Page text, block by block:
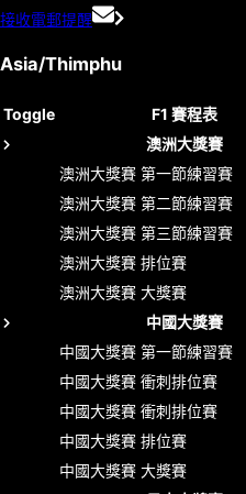
接收電郵提醒
Asia/Thimphu
Toggle F1 賽程表
澳洲大獎賽
澳洲大獎賽 第一節練習賽
澳洲大獎賽 第二節練習賽
澳洲大獎賽 第三節練習賽
澳洲大獎賽 排位賽
澳洲大獎賽 大獎賽
中國大獎賽
中國大獎賽 第一節練習賽
中國大獎賽 衝刺排位賽
中國大獎賽 衝刺排位賽
中國大獎賽 排位賽
中國大獎賽 大獎賽